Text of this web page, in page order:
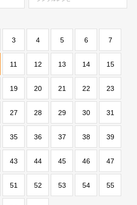
3 4 5 6 7
11 12 13 14 15
19 20 21 22 23
27 28 29 30 31
35 36 37 38 39
43 44 45 46 47
51 52 53 54 55